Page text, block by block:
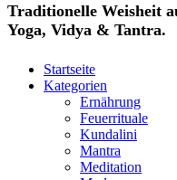
Traditionelle Weisheit
Yoga, Vidya & Tantra.
Startseite
Kategorien
Ernährung
Feuerrituale
Kundalini
Mantra
Meditation